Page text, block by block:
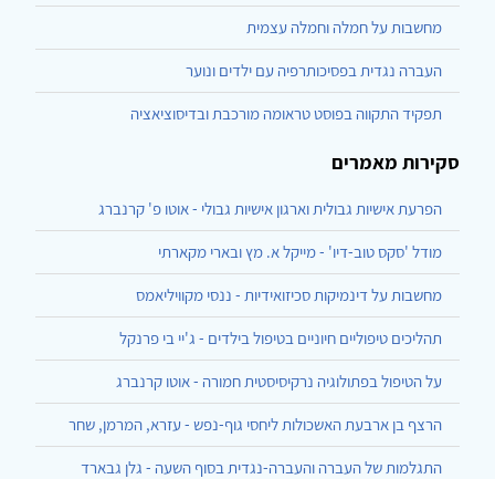
מחשבות על חמלה וחמלה עצמית
העברה נגדית בפסיכותרפיה עם ילדים ונוער
תפקיד התקווה בפוסט טראומה מורכבת ובדיסוציאציה
סקירות מאמרים
הפרעת אישיות גבולית וארגון אישיות גבולי - אוטו פ' קרנברג
מודל 'סקס טוב-דיו' - מייקל א. מץ ובארי מקארתי
מחשבות על דינמיקות סכיזואידיות - ננסי מקוויליאמס
תהליכים טיפוליים חיוניים בטיפול בילדים - ג'יי בי פרנקל
על הטיפול בפתולוגיה נרקיסיסטית חמורה - אוטו קרנברג
הרצף בן ארבעת האשכולות ליחסי גוף-נפש - עזרא, המרמן, שחר
התגלמות של העברה והעברה-נגדית בסוף השעה - גלן גבארד